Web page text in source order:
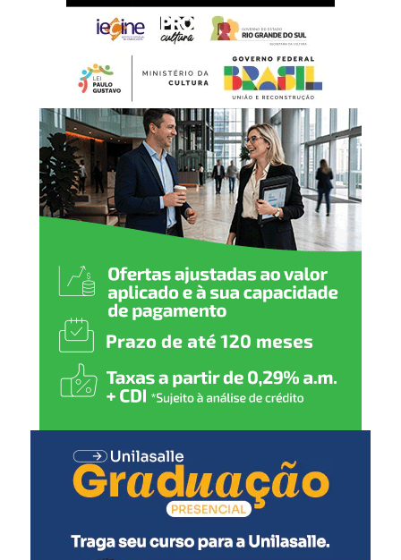
o muro, é muito mais complexo. Hoje o muro é o mais
rápido para se fazer ali, desde que atendamos estas
estruturações”. Segundo ele, não há um prazo para
conclusão, mas acredita que possa levar cerca de seis
meses.
Dique do Mathias Velho
Conforme Victor, trata-se da mesma situação do dique do
Rio Branco, se encontra em fase de estudos e sondagens
e até o momento só foi feita a limpeza do local. “Estamos
tentando acelerar os projetos para que comece por ali,
pois é a cota mais sensível. Nas próximas semanas,
dentro de cerca de quinze dias, devem ser realizadas as
obras de fechamento definitivo do ponto que rompeu no
dique do Mathias Velho, como já foi feito no Rio Branco.
Dique do Mato Grande
“Aquelas obras estão em andamento, a empresa está
fazendo toda a base e logo vai colocar argila e logo será
elevado o dique. É uma obra que leva um ano e meio para
ficar pronta, se tudo estiver indo bem”, explicou
detalhadamente no vídeo.
Dique do São Luiz